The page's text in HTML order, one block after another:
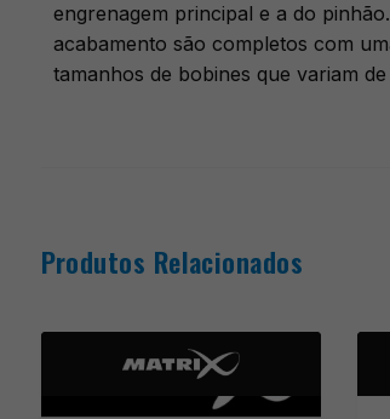
engrenagem principal e a do
acabamento são completos com
tamanhos de bobines que variam
Produtos Relacionados